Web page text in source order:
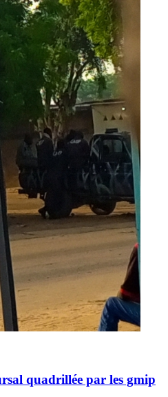
quadrillée par les gmip